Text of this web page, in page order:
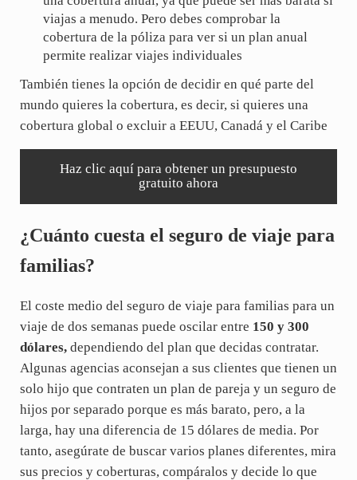
viajas a menudo. Pero debes comprobar la
cobertura de la póliza para ver si un plan anual
permite realizar viajes individuales
También tienes la opción de decidir en qué parte del
mundo quieres la cobertura, es decir, si quieres una
cobertura global o excluir a EEUU, Canadá y el Caribe
Haz clic aquí para obtener un presupuesto
gratuito ahora
¿Cuánto cuesta el seguro de viaje para
familias?
El coste medio del seguro de viaje para familias para un
viaje de dos semanas puede oscilar entre 150 y 300
dólares,dependiendo del plan que decidas contratar.
Algunas agencias aconsejan a sus clientes que tienen un
solo hijo que contraten un plan de pareja y un seguro de
hijos por separado porque es más barato, pero, a la
larga, hay una diferencia de 15 dólares de media. Por
tanto, asegúrate de buscar varios planes diferentes, mira
sus precios y coberturas, compáralos y decide lo que